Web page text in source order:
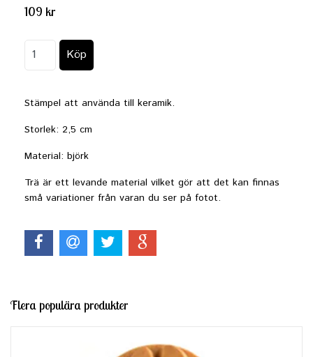
109 kr
Stämpel att använda till keramik.
Storlek: 2,5 cm
Material: björk
Trä är ett levande material vilket gör att det kan finnas
små variationer från varan du ser på fotot.
Flera populära produkter